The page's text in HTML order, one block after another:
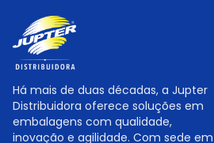
Há mais de duas décadas, a Jupter
Distribuidora oferece soluções em
embalagens com qualidade,
inovação e agilidade. Com sede em